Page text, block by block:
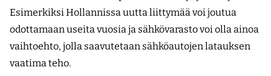
Esimerkiksi Hollannissa uutta liittymää voi joutua
odottamaan useita vuosia ja sähkövarasto voi olla ainoa
vaihtoehto, jolla saavutetaan sähköautojen latauksen
vaatima teho.